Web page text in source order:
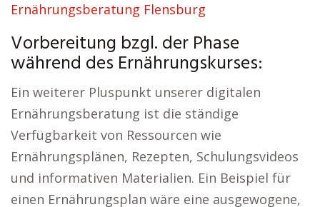
Ernährungsberatung Flensburg
Vorbereitung bzgl. der Phase
während des Ernährungskurses:
Ein weiterer Pluspunkt unserer digitalen
Ernährungsberatung ist die ständige
Verfügbarkeit von Ressourcen wie
Ernährungsplänen, Rezepten, Schulungsvideos
und informativen Materialien. Ein Beispiel für
einen Ernährungsplan wäre eine ausgewogene,